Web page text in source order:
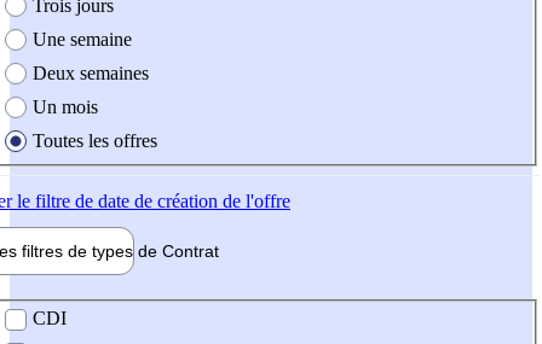
Trois jours
Une semaine
Deux semaines
Un mois
Toutes les offres
le filtre de date de création de l'offre
filtres de types de Contrat
contrat
CDI